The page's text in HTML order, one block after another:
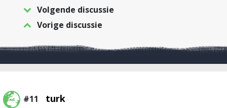
Volgende discussie
Vorige discussie
#11 turk